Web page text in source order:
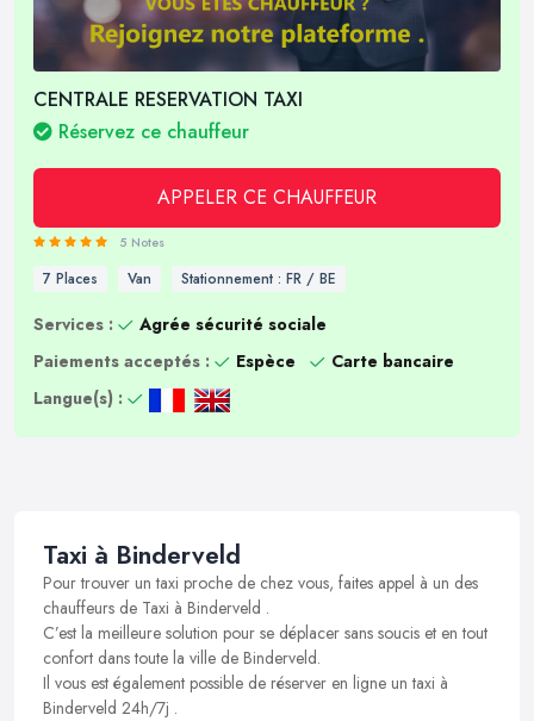
CENTRALE RESERVATION TAXI
Réservez ce chauffeur
APPELER CE CHAUFFEUR
5 Notes
7 Places Van Stationnement : FR / BE
Services :
Agrée sécurité sociale
Paiements acceptés :
Espèce
Carte bancaire
Langue(s) :
Taxi à Binderveld
Pour trouver un taxi proche de chez vous, faites appel à un des
chauffeurs de Taxi à Binderveld .
C’est la meilleure solution pour se déplacer sans soucis et en tout
confort dans toute la ville de Binderveld.
Il vous est également possible de réserver en ligne un taxi à
Binderveld 24h/7j .